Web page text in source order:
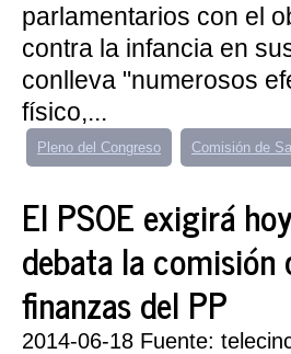
parlamentarios con el
contra la infancia en
conlleva "numerosos
físico,...
Pleno del Congreso Comisión de
El PSOE exigirá
debata la
finanzas del PP
2014-06-18 Fuente: